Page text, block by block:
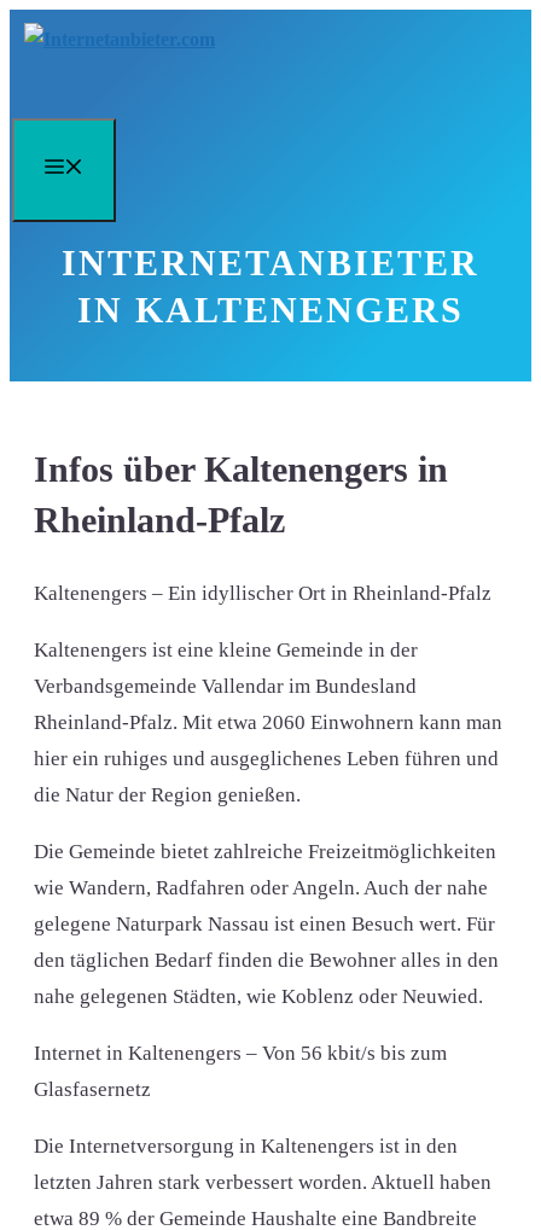
Zum
INTERNETANBIETER
IN KALTENENGERS
Infos über Kaltenengers in
Rheinland-Pfalz
Kaltenengers – Ein idyllischer Ort in Rheinland-Pfalz
Kaltenengers ist eine kleine Gemeinde in der
Verbandsgemeinde Vallendar im Bundesland
Rheinland-Pfalz. Mit etwa 2060 Einwohnern kann man
hier ein ruhiges und ausgeglichenes Leben führen und
die Natur der Region genießen.
Die Gemeinde bietet zahlreiche Freizeitmöglichkeiten
wie Wandern, Radfahren oder Angeln. Auch der nahe
gelegene Naturpark Nassau ist einen Besuch wert. Für
den täglichen Bedarf finden die Bewohner alles in den
nahe gelegenen Städten, wie Koblenz oder Neuwied.
Internet in Kaltenengers – Von 56 kbit/s bis zum
Glasfasernetz
Die Internetversorgung in Kaltenengers ist in den
letzten Jahren stark verbessert worden. Aktuell haben
etwa 89 % der Gemeinde Haushalte eine Bandbreite